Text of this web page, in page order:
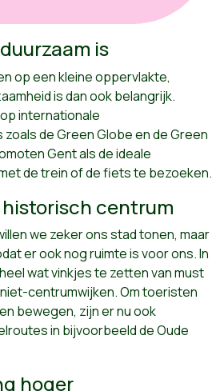
is
op een kleine oppervlakte,
is dan ook belangrijk.
internationale
de Green Globe en de Green
Gent als de ideale
de trein of de fiets te bezoeken.
centrum
we zeker ons stad tonen, maar
er ook nog ruimte is voor ons. In
wat vinkjes te zetten van must
centrumwijken. Om toeristen
bewegen, zijn er nu ook
in bijvoorbeeld de Oude
hoger